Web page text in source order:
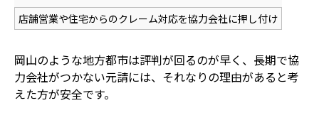
店舗営業や住宅からのクレーム対応を協力会社に押し付け
岡山のような地方都市は評判が回るのが早く、長期で協
力会社がつかない元請には、それなりの理由があると考
えた方が安全です。